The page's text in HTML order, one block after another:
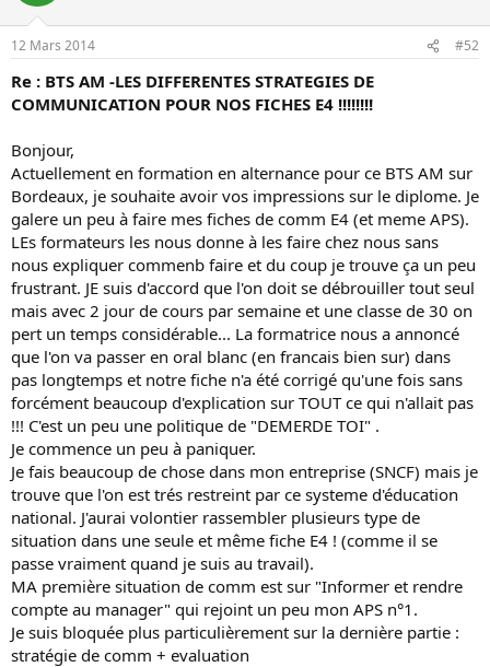
12 Mars 2014 #52
Re : BTS AM -LES DIFFERENTES STRATEGIES DE
COMMUNICATION POUR NOS FICHES E4 !!!!!!!!
Bonjour,
Actuellement en formation en alternance pour ce BTS AM sur
Bordeaux, je souhaite avoir vos impressions sur le diplome. Je
galere un peu à faire mes fiches de comm E4 (et meme APS).
LEs formateurs les nous donne à les faire chez nous sans
nous expliquer commenb faire et du coup je trouve ça un peu
frustrant. JE suis d'accord que l'on doit se débrouiller tout seul
mais avec 2 jour de cours par semaine et une classe de 30 on
pert un temps considérable... La formatrice nous a annoncé
que l'on va passer en oral blanc (en francais bien sur) dans
pas longtemps et notre fiche n'a été corrigé qu'une fois sans
forcément beaucoup d'explication sur TOUT ce qui n'allait pas
!!! C'est un peu une politique de "DEMERDE TOI" .
Je commence un peu à paniquer.
Je fais beaucoup de chose dans mon entreprise (SNCF) mais je
trouve que l'on est trés restreint par ce systeme d'éducation
national. J'aurai volontier rassembler plusieurs type de
situation dans une seule et même fiche E4 ! (comme il se
passe vraiment quand je suis au travail).
MA première situation de comm est sur "Informer et rendre
compte au manager" qui rejoint un peu mon APS n°1.
Je suis bloquée plus particulièrement sur la dernière partie :
stratégie de comm + evaluation